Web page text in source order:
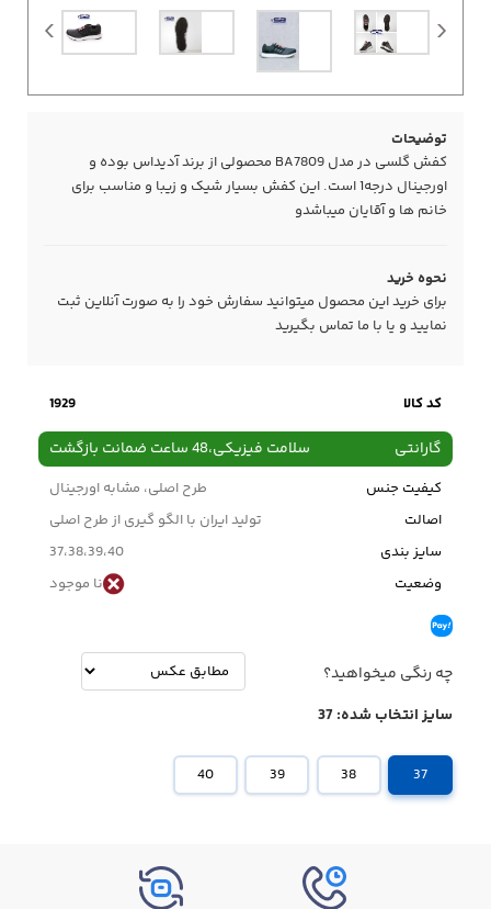
توضیحات
کفش گلسی در مدل BA7809 محصولی از برند آدیداس بوده و
اورجینال درجه1 است. این کفش بسیار شیک و زیبا و مناسب برای
خانم ها و آقایان میباشدو
نحوه خرید
برای خرید این محصول میتوانید سفارش خود را به صورت آنلاین ثبت
نمایید و یا با ما تماس بگیرید
کد کالا 1929
گارانتی سلامت فیزیکی،48 ساعت ضمانت بازگشت
کیفیت جنس
طرح اصلی، مشابه اورجینال
اصالت
تولید ایران با الگو گیری از طرح اصلی
سایز بندی
37،38،39،40
وضعیت
نا موجود
چه رنگی میخواهید؟
سایز انتخاب شده:37
37
38
39
40